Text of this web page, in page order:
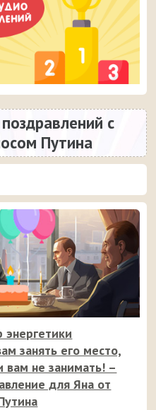
с
Путина
занять его место,
вам не занимать! –
для Яна от